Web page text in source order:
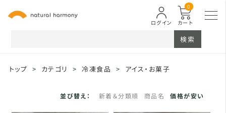
カート
0
ログイン
検索
トップ > カテゴリ > 冷凍食品 > アイス・お菓子
並び替え： 新着＆分類順 商品名 価格が安い